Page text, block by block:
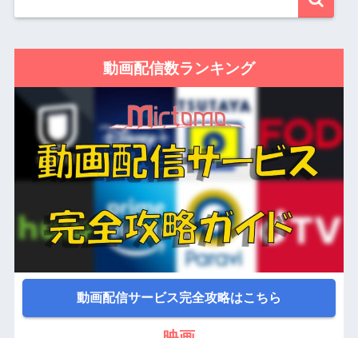
動画配信数ランキング
動画配信サービス完全攻略はこちら